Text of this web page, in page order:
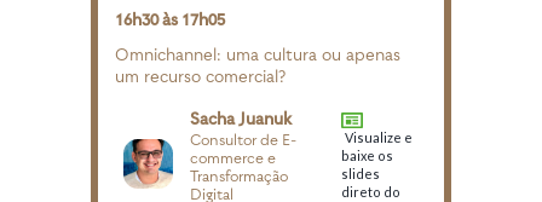
16h30 às 17h05
Omnichannel: uma cultura ou apenas
um recurso comercial?
Sacha Juanuk
Consultor de E-
commerce e
Transformação
Digital
Visualize e
baixe os
slides
direto do